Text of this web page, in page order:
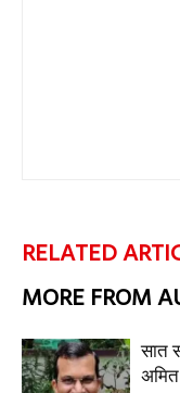
RELATED
MORE FROM
सात